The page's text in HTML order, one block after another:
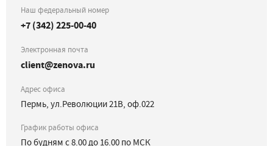
Наш федеральный номер
+7 (342) 225-00-40
Электронная почта
client@zenova.ru
Адрес офиса
Пермь, ул.Революции 21В, оф.022
График работы офиса
По будням с 8.00 до 16.00 по МСК